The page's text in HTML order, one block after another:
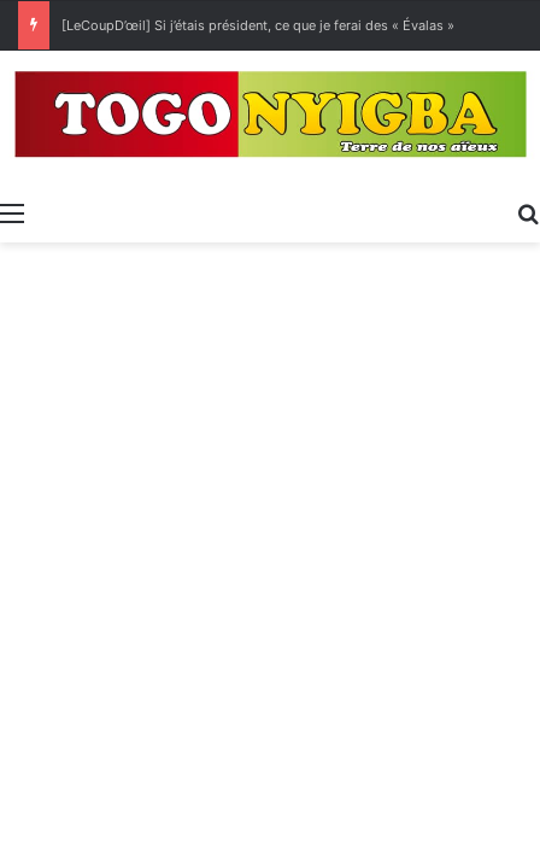
[LeCoupD’œil] Si j’étais président, ce que je ferai des « Évalas »
Menu